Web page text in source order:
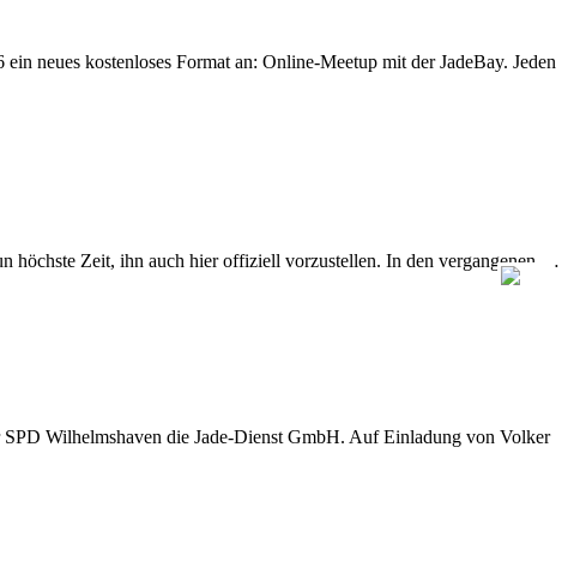
neues kostenloses Format an: Online-Meetup mit der JadeBay. Jeden
höchste Zeit, ihn auch hier offiziell vorzustellen. In den vergangenen …
Wilhelmshaven die Jade-Dienst GmbH. Auf Einladung von Volker